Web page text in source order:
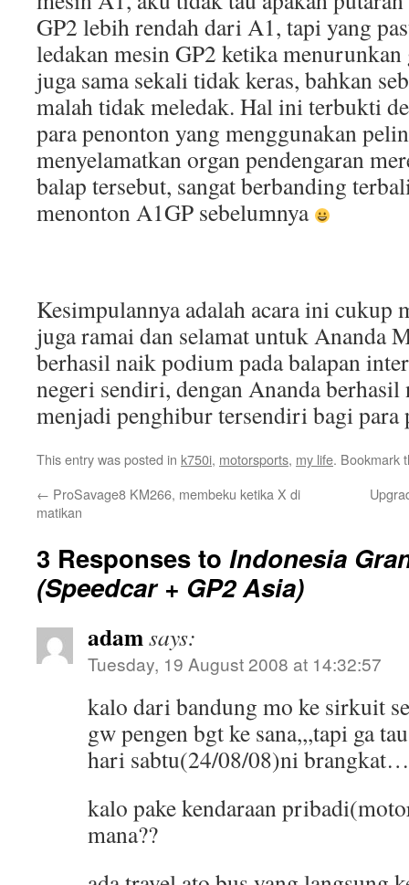
GP2 lebih rendah dari A1, tapi yang
ledakan mesin GP2 ketika
juga sama sekali tidak keras, bahkan
malah tidak meledak. Hal ini terbukti
para penonton yang menggunakan
menyelamatkan organ pendengaran
balap tersebut, sangat berbanding
menonton A1GP sebelumnya
Kesimpulannya adalah acara ini cukup
juga ramai dan selamat untuk Ananda
berhasil naik podium pada balapan
negeri sendiri, dengan Ananda
menjadi penghibur tersendiri bagi
This entry was posted in k750i, motorsports, my life. Bookmark
← ProSavage8 KM266, membeku ketika X di
matikan
3 Responses to Indonesia
(Speedcar + GP2 Asia)
adamsays:
Tuesday, 19 August 2008 at 14:32:57
kalo dari bandung mo ke sirkuit
gw pengen bgt ke sana,,,tapi ga
hari sabtu(24/08/08)ni brangkat…
kalo pake kendaraan
mana??